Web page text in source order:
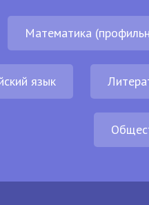
Математика
язык